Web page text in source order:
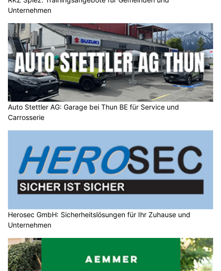
Unternehmen
Auto Stettler AG: Garage bei Thun BE für Service und
Carrosserie
Herosec GmbH: Sicherheitslösungen für Ihr Zuhause und
Unternehmen